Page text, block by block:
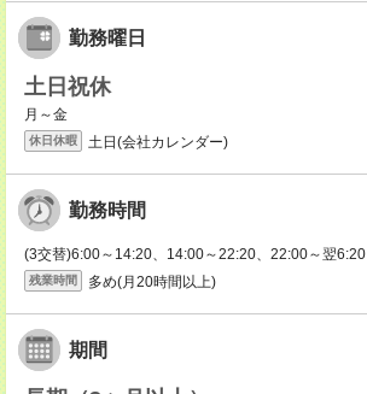
勤務曜日
土日祝休
月～金
休日休暇 土日(会社カレンダー)
勤務時間
(3交替)6:00～14:20、14:00～22:20、22:00～翌6:20
残業時間 多め(月20時間以上)
期間